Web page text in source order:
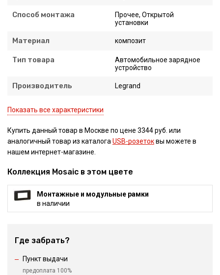
Способ монтажа
Прочее, Открытой
установки
Материал композит
Тип товара
Автомобильное зарядное
устройство
Производитель Legrand
Показать все характеристики
Купить данный товар в Москве по цене 3344 руб. или
аналогичный товар из каталогаUSB-розетоквы можете в
нашем интернет-магазине.
Коллекция Mosaic в этом цвете
Монтажные и модульные рамки
в наличии
Где забрать?
Пункт выдачи
предоплата 100%